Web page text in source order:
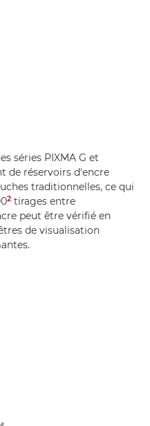
séries PIXMA G et
de réservoirs d'encre
traditionnelles, ce qui
2 tirages entre
peut être vérifié en
de visualisation